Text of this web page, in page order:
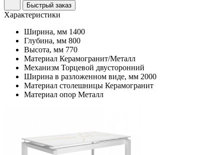
Быстрый заказ
Характеристики
Ширина, мм 1400
Глубина, мм 800
Высота, мм 770
Материал Керамогранит/Металл
Механизм Торцевой двусторонний
Ширина в разложенном виде, мм 2000
Материал столешницы Керамогранит
Материал опор Металл